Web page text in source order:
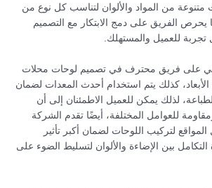
متنوعة من المواد والألوان لتناسب كل نوع من
يحرص الفريق على دمج الابتكار مع التصميم
للعميل والمستهلك.
على فريق محترف في تصميم لوحات محلات
الأبعاد، كذلك يتم استخدام أحدث المعدات لضمان
لذلك يمكن للعميل الاطمئنان إلى أن
للعوامل المختلفة، أيضًا تقدم الشركة
لتركيب اللوحات لضمان أكبر تأثير
بين الإضاءة والألوان لتسليط الضوء على